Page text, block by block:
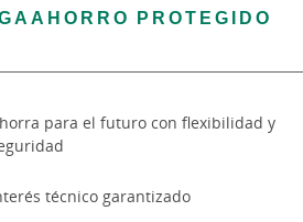
PROTEGIDO
para el futuro con flexibilidad y
técnico garantizado